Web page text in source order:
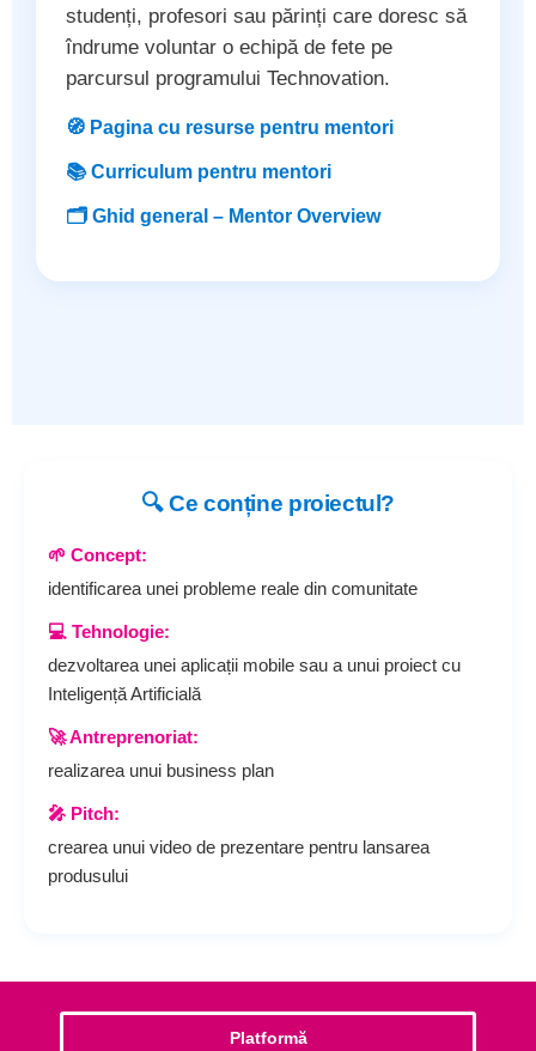
studenți, profesori sau părinți care doresc să
îndrume voluntar o echipă de fete pe
parcursul programului Technovation.
🧭 Pagina cu resurse pentru mentori
📚 Curriculum pentru mentori
🗂️ Ghid general – Mentor Overview
🔍 Ce conține proiectul?
🌱 Concept:
identificarea unei probleme reale din comunitate
💻 Tehnologie:
dezvoltarea unei aplicații mobile sau a unui proiect cu
Inteligență Artificială
🚀 Antreprenoriat:
realizarea unui business plan
🎤 Pitch:
crearea unui video de prezentare pentru lansarea
produsului
Platformă